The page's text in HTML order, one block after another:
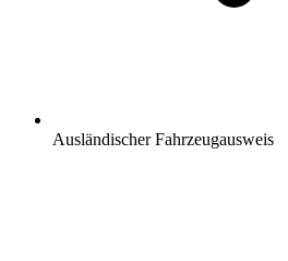
Ausländischer Fahrzeugausweis